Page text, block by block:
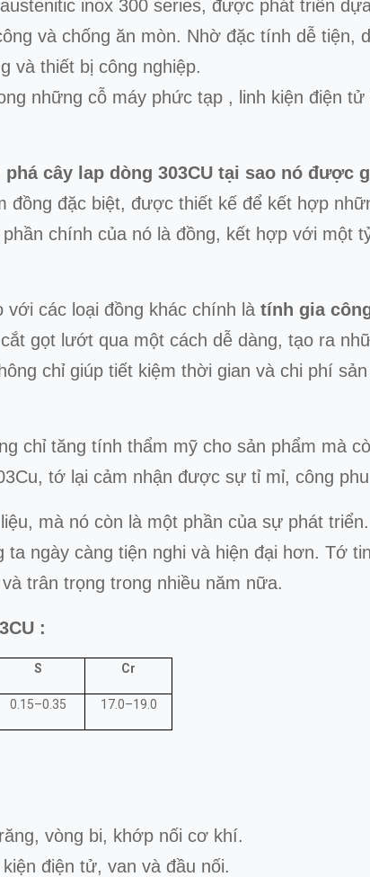
inox 300 series, được phát triển
và chống ăn mòn. Nhờ đặc tính dễ tiện,
và thiết bị công nghiệp.
những cỗ máy phức tạp , linh kiện điện
cây lap dòng 303CU tại sao nó được
đồng đặc biệt, được thiết kế để kết hợp
chính của nó là đồng, kết hợp với một
các loại đồng khác chính là tính gia
gọt lướt qua một cách dễ dàng, tạo ra
chỉ giúp tiết kiệm thời gian và chi phí
tăng tính thẩm mỹ cho sản phẩm mà
tớ lại cảm nhận được sự tỉ mỉ, công
mà nó còn là một phần của sự phát
ngày càng tiện nghi và hiện đại hơn. Tớ
trân trọng trong nhiều năm nữa.
:
S Cr
0.15–0.35 17.0–19.0
vòng bi, khớp nối cơ khí.
điện tử, van và đầu nối.